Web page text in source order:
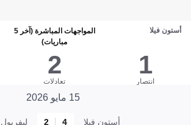
أستون فيلا
المواجهات المباشرة (آخر 5
مباريات)
1
انتصار
2
تعادلات
15 مايو 2026
أستون فيلا 4
2 ليفربول